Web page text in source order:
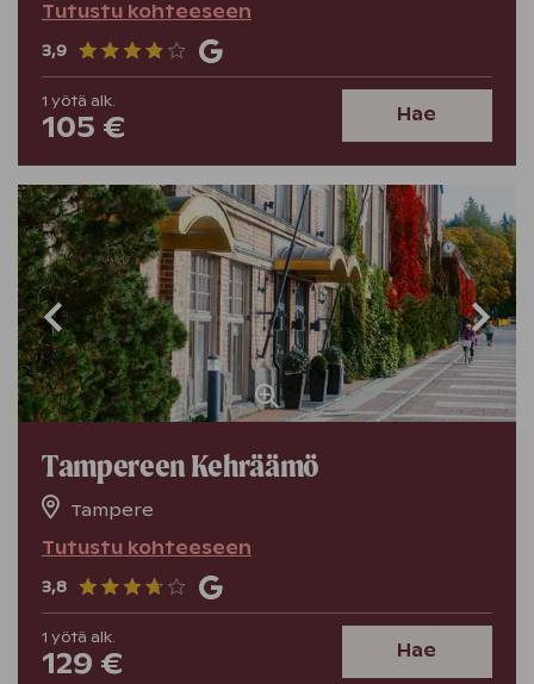
Tutustu kohteeseen
3,9
1 yötä alk.
105 € Hae
Tampereen Kehräämö
Tampere
Tutustu kohteeseen
3,8
1 yötä alk.
129 € Hae